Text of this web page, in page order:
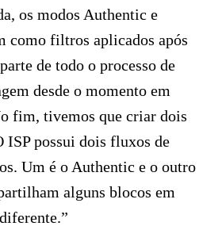
os modos Authentic e
como filtros aplicados após
de todo o processo de
desde o momento em
fim, tivemos que criar dois
ISP possui dois fluxos de
Um é o Authentic e o outro
alguns blocos em